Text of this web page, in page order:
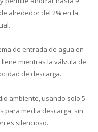
alrededor del 2% en la
de entrada de agua en
mientras la válvula de
de descarga.
ambiente, usando solo 5
para media descarga, sin
es silencioso.